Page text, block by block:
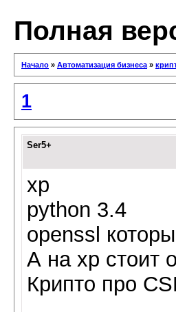
Полная
Начало » Автоматизация бизнеса »
1
Ser5+
xp
python 3.4
openssl
А на хр стоит
Крипто про